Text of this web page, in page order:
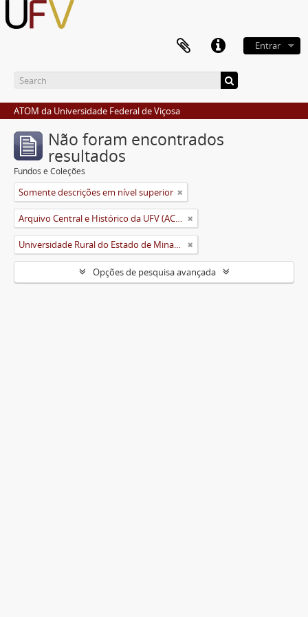
Entrar
ATOM da Universidade Federal de Viçosa
Não foram encontrados
resultados
Fundos e Coleções
Somente descrições em nível superior
Arquivo Central e Histórico da UFV (ACH-UFV)
Universidade Rural do Estado de Minas Gerais (Uremg)
Opções de pesquisa avançada